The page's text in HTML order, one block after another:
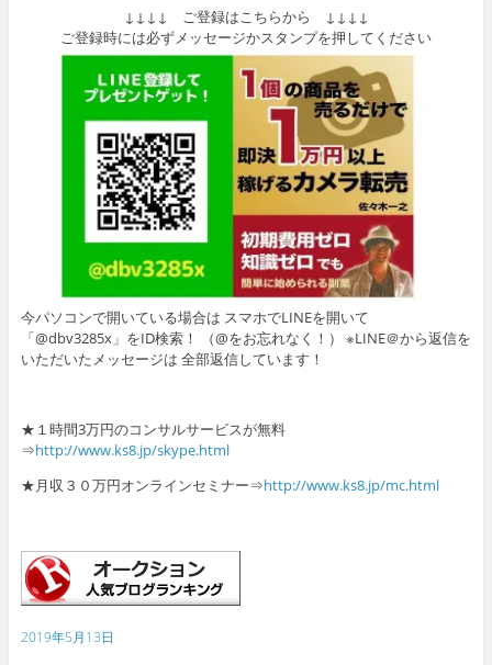
↓↓↓↓ ご登録はこちらから ↓↓↓↓
ご登録時には必ずメッセージかスタンプを押してください
今パソコンで開いている場合は スマホでLINEを開いて
「@dbv3285x」をID検索！ （@をお忘れなく！） ※LINE＠から返信を
いただいたメッセージは 全部返信しています！
★１時間3万円のコンサルサービスが無料
⇒http://www.ks8.jp/skype.html
★月収３０万円オンラインセミナー⇒http://www.ks8.jp/mc.html
2019年5月13日